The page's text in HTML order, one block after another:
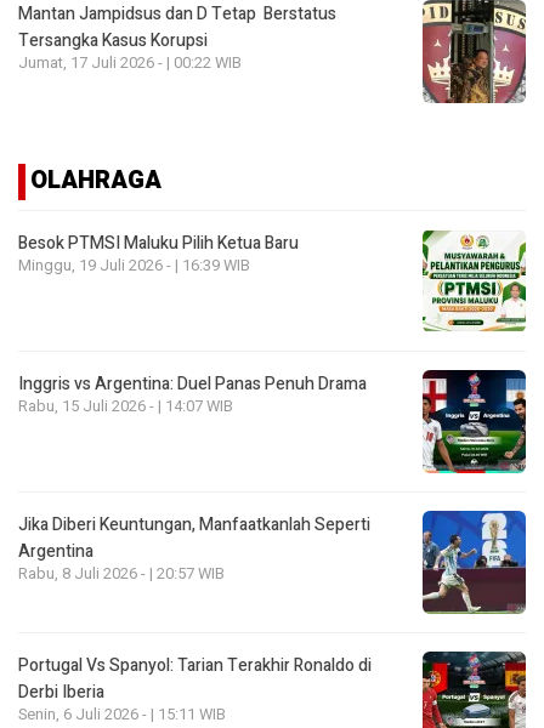
Mantan Jampidsus dan D Tetap Berstatus
Tersangka Kasus Korupsi
Jumat, 17 Juli 2026 - | 00:22 WIB
OLAHRAGA
Besok PTMSI Maluku Pilih Ketua Baru
Minggu, 19 Juli 2026 - | 16:39 WIB
Inggris vs Argentina: Duel Panas Penuh Drama
Rabu, 15 Juli 2026 - | 14:07 WIB
Jika Diberi Keuntungan, Manfaatkanlah Seperti
Argentina
Rabu, 8 Juli 2026 - | 20:57 WIB
Portugal Vs Spanyol: Tarian Terakhir Ronaldo di
Derbi Iberia
Senin, 6 Juli 2026 - | 15:11 WIB